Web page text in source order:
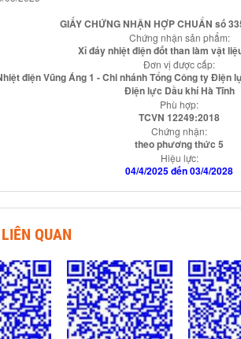
GIẤY CHỨNG NHẬN HỢP CHUẨN số
Chứng nhận sản phẩm:
Xỉ đáy nhiệt điện đốt than làm vật
Đơn vị được cấp:
điện Vũng Áng 1 - Chi nhánh Tổng Công ty Điện
Điện lực Dầu khí Hà Tĩnh
Phù hợp:
TCVN 12249:2018
Chứng nhận:
theo phương thức 5
Hiệu lực:
04/4/2025 đến 03/4/2028
QUAN